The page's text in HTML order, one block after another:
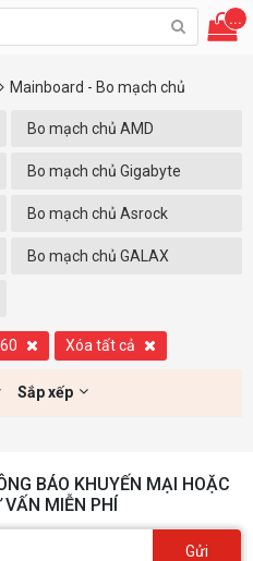
...
Mainboard - Bo mạch chủ
Bo mạch chủ AMD
Bo mạch chủ Gigabyte
Bo mạch chủ Asrock
Bo mạch chủ GALAX
Xóa tất cả
Sắp xếp
BÁO KHUYẾN MẠI HOẶC
MIỄN PHÍ
Gửi